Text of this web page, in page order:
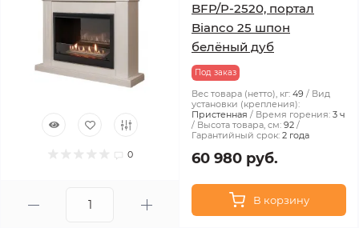
0
BFP/P-2520, портал
Bianco 25 шпон
белёный дуб
Под заказ
Вес товара (нетто), кг: 49
Вид
установки (крепления):
Пристенная
Время горения: 3 ч
Высота товара, см: 92
Гарантийный срок: 2 года
60 980 руб.
В корзину